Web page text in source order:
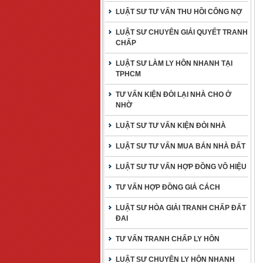
LUẬT SƯ TƯ VẤN THU HỒI CÔNG NỢ
LUẬT SƯ CHUYÊN GIẢI QUYẾT TRANH
CHẤP
LUẬT SƯ LÀM LY HÔN NHANH TẠI
TPHCM
TƯ VẤN KIỆN ĐÒI LẠI NHÀ CHO Ở
NHỜ
LUẬT SƯ TƯ VẤN KIỆN ĐÒI NHÀ
LUẬT SƯ TƯ VẤN MUA BÁN NHÀ ĐẤT
LUẬT SƯ TƯ VẤN HỢP ĐỒNG VÔ HIỆU
TƯ VẤN HỢP ĐỒNG GIẢ CÁCH
LUẬT SƯ HÒA GIẢI TRANH CHẤP ĐẤT
ĐAI
TƯ VẤN TRANH CHẤP LY HÔN
LUẬT SƯ CHUYÊN LY HÔN NHANH